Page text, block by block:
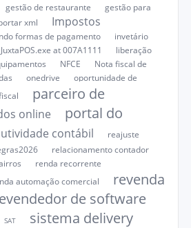
gestão de restaurante
gestão para
xml Impostos
formas de pagamento
invetário
JuxtaPOS.exe at 007A1111
liberação
NFCE
Nota fiscal de
onedrive
oportunidade de
parceiro de
online
portal do
contábil
reajuste
relacionamento contador
renda recorrente
automação comercial
revenda
de software
SAT sistema delivery